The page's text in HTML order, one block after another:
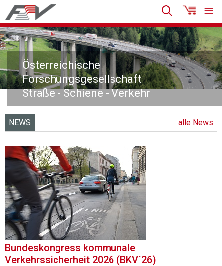
Österreichische
Forschungsgesellschaft
Straße - Schiene - Verkehr
NEWS alle News
Bundeskongress kommunale
Verkehrssicherheit 2026 (BKV`26)